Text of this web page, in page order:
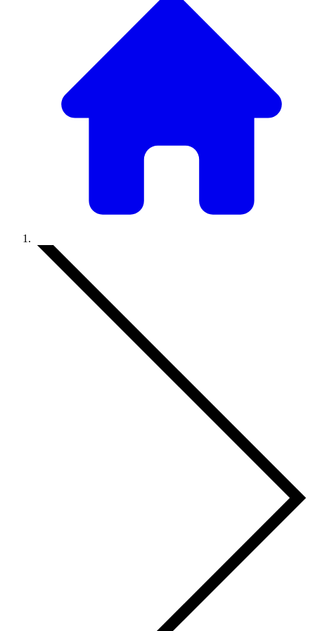
Accueil